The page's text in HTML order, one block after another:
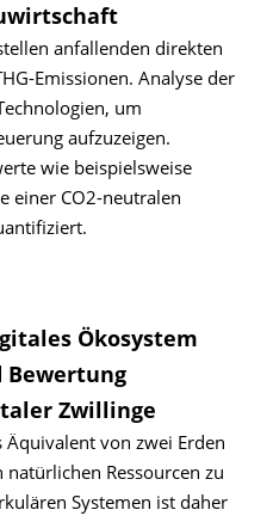
anfallenden direkten
Emissionen. Analyse der
um
aufzuzeigen.
wie beispielsweise
einer CO2-neutralen
Ökosystem
Bewertung
Zwillinge
von zwei Erden
Ressourcen zu
Systemen ist daher